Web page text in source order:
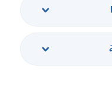
More variety of
For more
Tatiana